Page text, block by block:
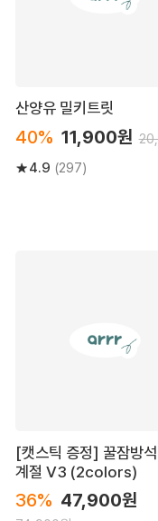
산양유 밀키트릿
40% 11,900원
4.9 (297)
[캣스틱 증정] 꿀잠방
계절 V3 (2colors)
36% 47,900원